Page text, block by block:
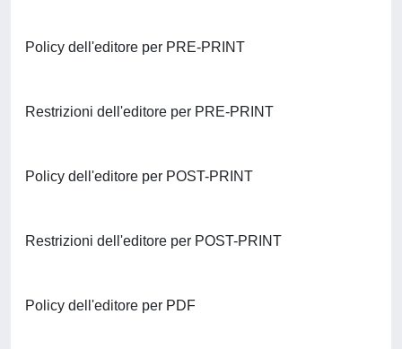
Policy dell'editore per PRE-PRINT
Restrizioni dell'editore per PRE-PRINT
Policy dell'editore per POST-PRINT
Restrizioni dell'editore per POST-PRINT
Policy dell'editore per PDF